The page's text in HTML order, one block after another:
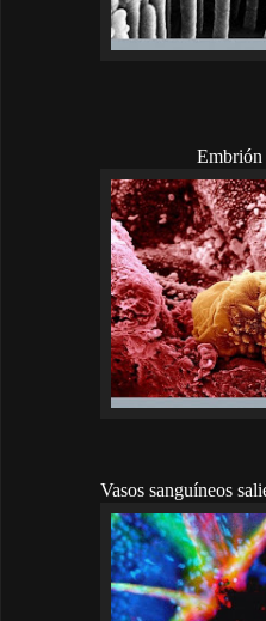
Embrión
Vasos sanguíneos